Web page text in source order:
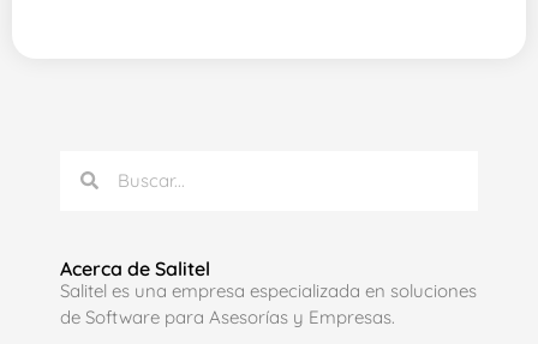
Acerca de Salitel
Salitel es una empresa especializada en soluciones
de Software para Asesorías y Empresas.